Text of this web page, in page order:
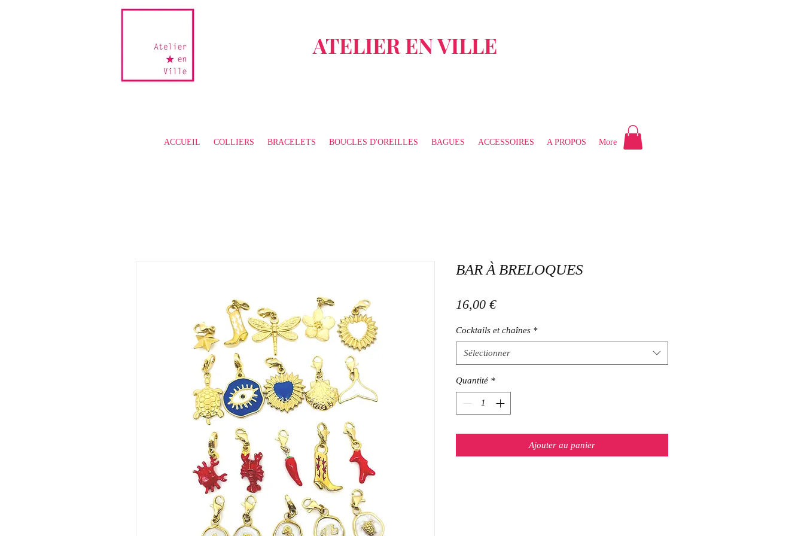
ATELIER EN VILLE
ACCUEIL COLLIERS BRACELETS BOUCLES D'OREILLES BAGUES ACCESSOIRES A PROPOS More
BAR À BRELOQUES
16,00 €Prix
Cocktails et chaînes *
Sélectionner
Quantité *
Ajouter au panier